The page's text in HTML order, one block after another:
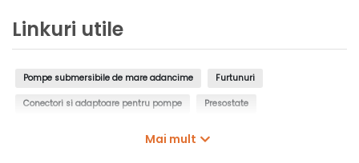
Linkuri utile
Pompe submersibile de mare adancime Furtunuri
Conectori si adaptoare pentru pompe Presostate
Mai mult